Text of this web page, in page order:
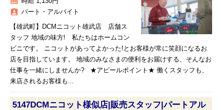
assignment_ind パート・アルバイト
【雄武町】DCMニコット雄武店 店舗ス
タッフ 地域の味方! 私たちはホームコン
ビニです。 ニコットがあってよかった!とお客様が常に笑顔になるお
店を目指しています。 地域のみなさまの便利をお届けする、そんなお
仕事を一緒にしませんか? ★アピールポイント★ 働くスタッフも、
来店されるお客様も...
5147DCMニコット様似店|販売スタッフ|パートアル